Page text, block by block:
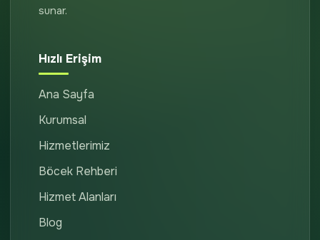
sunar.
Hızlı Erişim
Ana Sayfa
Kurumsal
Hizmetlerimiz
Böcek Rehberi
Hizmet Alanları
Blog